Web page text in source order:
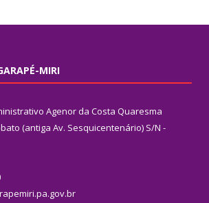
MIRI
Agenor da Costa Quaresma
(antiga Av. Sesquicentenário) S/N -